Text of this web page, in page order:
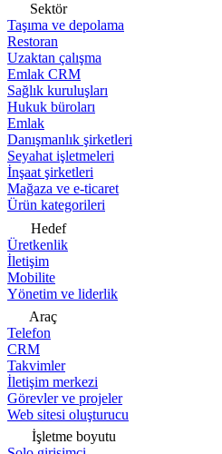
Sektör
Taşıma ve depolama
Restoran
Uzaktan çalışma
Emlak CRM
Sağlık kuruluşları
Hukuk büroları
Emlak
Danışmanlık şirketleri
Seyahat işletmeleri
İnşaat şirketleri
Mağaza ve e-ticaret
Ürün kategorileri
Hedef
Üretkenlik
İletişim
Mobilite
Yönetim ve liderlik
Araç
Telefon
CRM
Takvimler
İletişim merkezi
Görevler ve projeler
Web sitesi oluşturucu
İşletme boyutu